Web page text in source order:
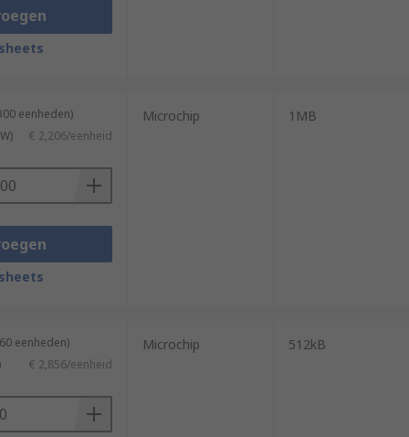
eenheden)
€ 2,206/eenheid
Microchip 1MB
eenheden)
€ 2,856/eenheid
Microchip 512kB